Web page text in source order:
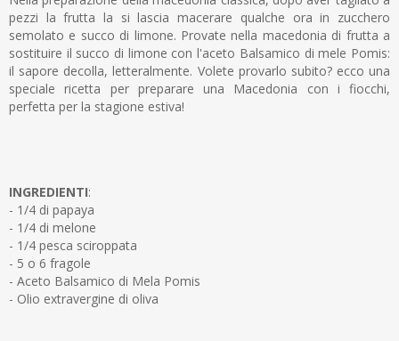
pezzi la frutta la si lascia macerare qualche ora in zucchero
semolato e succo di limone. Provate nella macedonia di frutta a
sostituire il succo di limone con l'aceto Balsamico di mele Pomis:
il sapore decolla, letteralmente. Volete provarlo subito? ecco una
speciale ricetta per preparare una Macedonia con i fiocchi,
perfetta per la stagione estiva!
INGREDIENTI:
- 1/4 di papaya
- 1/4 di melone
- 1/4 pesca sciroppata
- 5 o 6 fragole
- Aceto Balsamico di Mela Pomis
- Olio extravergine di oliva